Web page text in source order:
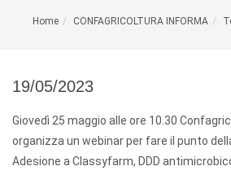
Home CONFAGRICOLTURA INFORMA
19/05/2023
Giovedì 25 maggio alle ore 10.30
organizza un webinar per fare il punto
Adesione a Classyfarm, DDD